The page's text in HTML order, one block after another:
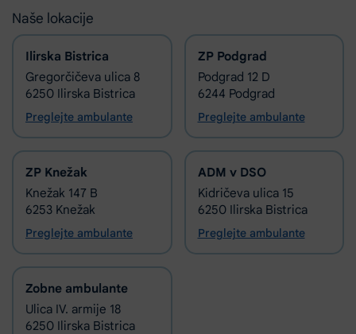
Naše lokacije
Ilirska Bistrica
Gregorčičeva ulica 8
6250 Ilirska Bistrica
Preglejte ambulante
ZP Podgrad
Podgrad 12 D
6244 Podgrad
Preglejte ambulante
ZP Knežak
Knežak 147 B
6253 Knežak
Preglejte ambulante
ADM v DSO
Kidričeva ulica 15
6250 Ilirska Bistrica
Preglejte ambulante
Zobne ambulante
Ulica IV. armije 18
6250 Ilirska Bistrica